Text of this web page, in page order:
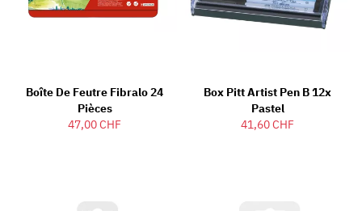
Boîte De Feutre Fibralo 24
Pièces
47,00 CHF
Box Pitt Artist Pen B 12x
Pastel
41,60 CHF